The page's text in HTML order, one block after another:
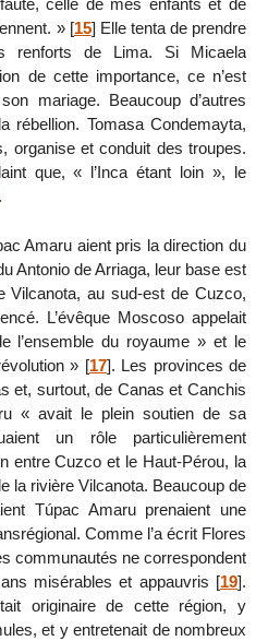
celle de mes enfants et de
»[15] Elle tenta de prendre
renforts de Lima. Si Micaela
de cette importance, ce n’est
mariage. Beaucoup d’autres
Tomasa Condemayta,
organise et conduit des troupes.
que, « l’Inca étant loin », le
.
Amaru aient pris la direction du
Antonio de Arriaga, leur base est
Vilcanota, au sud-est de Cuzco,
L’évêque Moscoso appelait
l’ensemble du royaume » et le
» [17]. Les provinces de
et, surtout, de Canas et Canchis
« avait le plein soutien de sa
un rôle particulièrement
entre Cuzco et le Haut-Pérou, la
la rivière Vilcanota. Beaucoup de
Túpac Amaru prenaient une
Comme l’a écrit Flores
communautés ne correspondent
misérables et appauvris [19].
originaire de cette région, y
et y entretenait de nombreux